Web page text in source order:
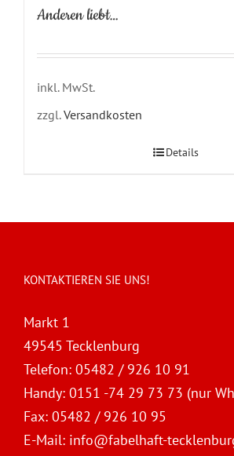
Anderen liebt…
inkl. MwSt.
zzgl.Versandkosten
Details
KONTAKTIEREN SIE UNS!
Markt 1
49545 Tecklenburg
Telefon: 05482 / 926 10 91
Handy: 0151 -74 29 73 73 (nur
Fax: 05482 / 926 10 95
E-Mail: info@fabelhaft-